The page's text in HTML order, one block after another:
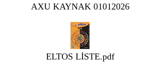
AXU KAYNAK 01012026
ELTOS LİSTE.pdf